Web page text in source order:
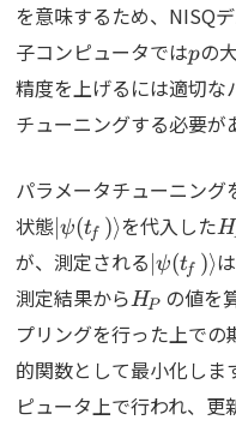
を意味するため、NISQ
子コンピュータではp
pの
精度を上げるには適切な
チューニングする必要が
パラメータチューニン
状態\ket{\psi(t_f)}
∣ψ(tf )⟩を代入したH
が、測定される ∣ψ(tf )⟩
測定結果からH_P
HP の値を
プリングを行った上での
的関数として最小化しま
ピュータ上で行われ、